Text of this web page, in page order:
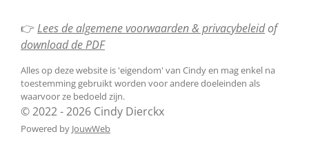
👉 Lees de algemene voorwaarden & privacybeleidof
download de PDF
Alles op deze website is 'eigendom' van Cindy en mag enkel na
toestemming gebruikt worden voor andere doeleinden als
waarvoor ze bedoeld zijn.
© 2022 - 2026 Cindy Dierckx
Powered by JouwWeb